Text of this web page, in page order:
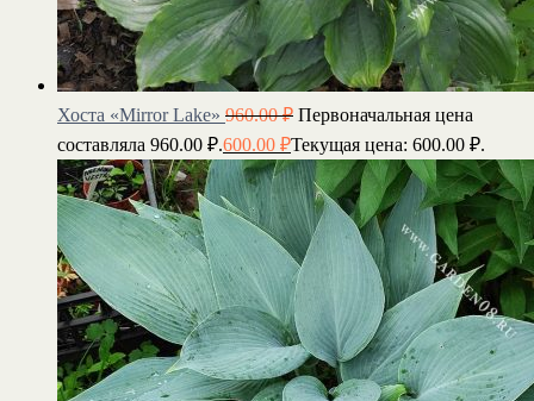
Хоста «Mirror Lake» 960.00₽ Первоначальная цена
составляла 960.00 ₽.600.00 ₽Текущая цена: 600.00 ₽.